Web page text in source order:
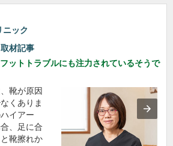
ニック
取材記事
ットトラブルにも注力されているそうで
靴が原因
くありま
イアー
、足に合
靴擦れか